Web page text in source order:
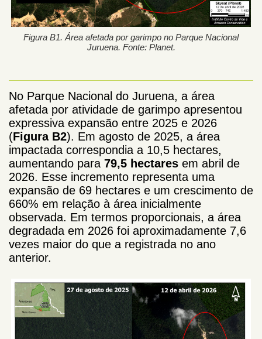
Figura B1. Área afetada por garimpo no Parque Nacional
Juruena. Fonte: Planet.
No Parque Nacional do Juruena, a área
afetada por atividade de garimpo apresentou
expressiva expansão entre 2025 e 2026
(Figura B2). Em agosto de 2025, a área
impactada correspondia a 10,5 hectares,
aumentando para 79,5 hectares em abril de
2026. Esse incremento representa uma
expansão de 69 hectares e um crescimento de
660% em relação à área inicialmente
observada. Em termos proporcionais, a área
degradada em 2026 foi aproximadamente 7,6
vezes maior do que a registrada no ano
anterior.